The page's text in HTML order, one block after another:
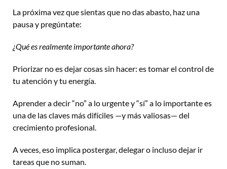
La próxima vez que sientas que no das abasto, haz una
pausa y pregúntate:
¿Qué es realmente importante ahora?
Priorizar no es dejar cosas sin hacer: es tomar el control de
tu atención y tu energía.
Aprender a decir “no” a lo urgente y “sí” a lo importante es
una de las claves más difíciles —y más valiosas— del
crecimiento profesional.
A veces, eso implica postergar, delegar o incluso dejar ir
tareas que no suman.